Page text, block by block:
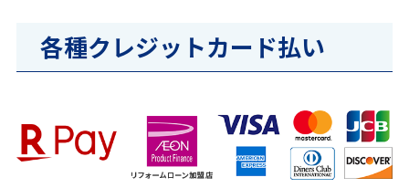
各種クレジットカード払い